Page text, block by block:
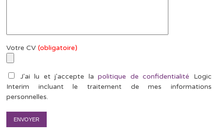
Votre CV(obligatoire)
J'ai lu et j'accepte lapolitique de confidentialité Logic
Interim incluant le traitement de mes informations
personnelles.